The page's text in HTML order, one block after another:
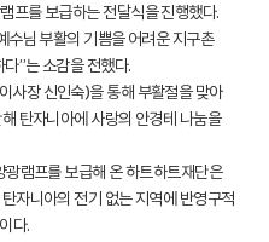
프를 보급하는 전달식을 진행했다.
수님 부활의 기쁨을 어려운 지구촌
”는 소감을 전했다.
사장 신인숙)을 통해 부활절을 맞아
탄자니아에 사랑의 안경테 나눔을
램프를 보급해 온 하트하트재단은
자니아의 전기 없는 지역에 반영구적
다.